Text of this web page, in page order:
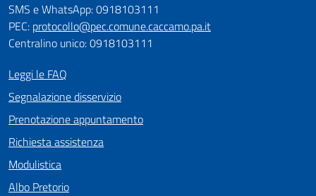
SMS e WhatsApp: 0918103111
PEC: protocollo@pec.comune.caccamo.pa.it
Centralino unico: 0918103111
Leggi le FAQ
Segnalazione disservizio
Prenotazione appuntamento
Richiesta assistenza
Modulistica
Albo Pretorio